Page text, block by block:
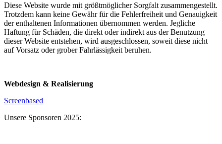
Diese Website wurde mit größtmöglicher Sorgfalt zusammengestellt.
Trotzdem kann keine Gewähr für die Fehlerfreiheit und Genauigkeit
der enthaltenen Informationen übernommen werden. Jegliche
Haftung für Schäden, die direkt oder indirekt aus der Benutzung
dieser Website entstehen, wird ausgeschlossen, soweit diese nicht
auf Vorsatz oder grober Fahrlässigkeit beruhen.
Webdesign & Realisierung
Screenbased
Unsere Sponsoren 2025: